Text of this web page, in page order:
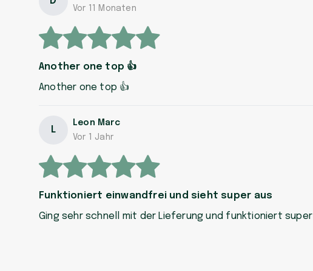
Vor 11 Monaten
Another one top 👍
Another one top 👍
L
Leon Marc
Vor 1 Jahr
Funktioniert einwandfrei und sieht super aus
Ging sehr schnell mit der Lieferung und funktioniert super